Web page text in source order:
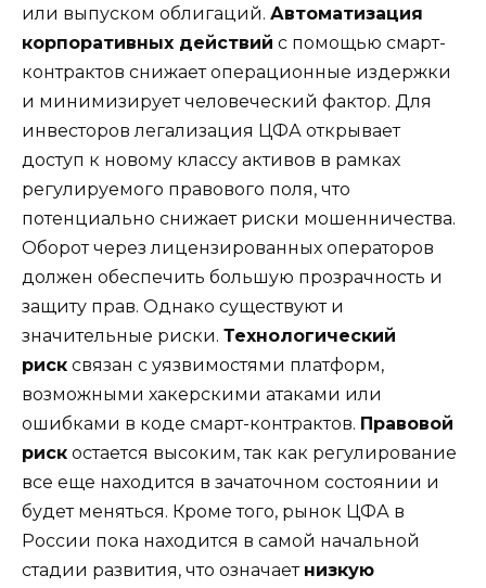
или выпуском облигаций. Автоматизация
корпоративных действий с помощью смарт-
контрактов снижает операционные издержки
и минимизирует человеческий фактор. Для
инвесторов легализация ЦФА открывает
доступ к новому классу активов в рамках
регулируемого правового поля, что
потенциально снижает риски мошенничества.
Оборот через лицензированных операторов
должен обеспечить большую прозрачность и
защиту прав. Однако существуют и
значительные риски. Технологический
риск связан с уязвимостями платформ,
возможными хакерскими атаками или
ошибками в коде смарт-контрактов. Правовой
риск остается высоким, так как регулирование
все еще находится в зачаточном состоянии и
будет меняться. Кроме того, рынок ЦФА в
России пока находится в самой начальной
стадии развития, что означает низкую